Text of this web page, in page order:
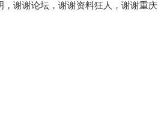
谢谢论坛，谢谢资料狂人，谢谢重庆